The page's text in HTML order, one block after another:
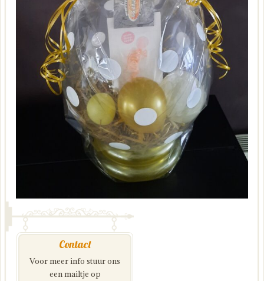
Contact
Voor meer info stuur ons
een mailtje op